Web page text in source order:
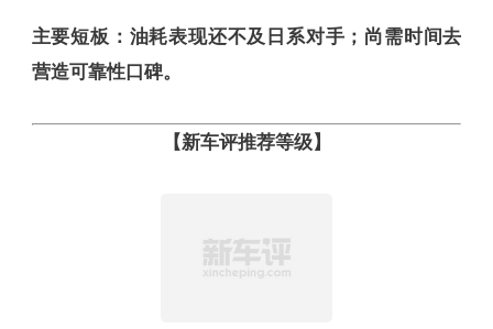
主要短板：油耗表现还不及日系对手；尚需时间去
营造可靠性口碑。
【新车评推荐等级】